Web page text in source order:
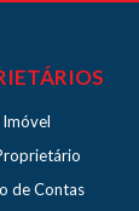
de Contas